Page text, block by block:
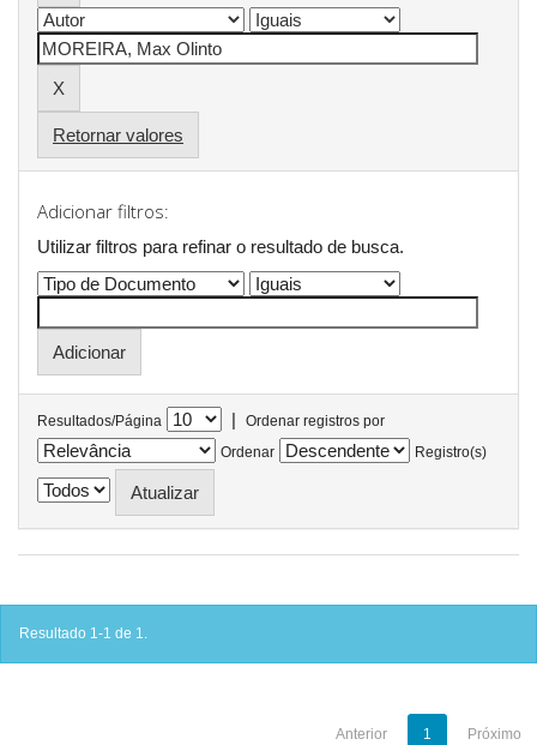
Retornar valores
Adicionar filtros:
Utilizar filtros para refinar o resultado de busca.
Resultados/Página |
Ordenar registros por
Ordenar
Registro(s)
Resultado 1-1 de 1.
Anterior 1 Próximo